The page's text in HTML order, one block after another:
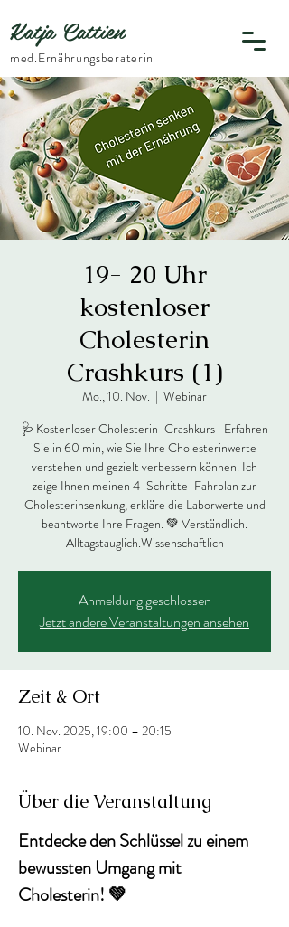
Katja Cattien
​med.Ernährungsberaterin
19- 20 Uhr
kostenloser
Cholesterin
Crashkurs (1)
Mo., 10. Nov.
  |
Webinar
🩺 Kostenloser Cholesterin-Crashkurs- Erfahren
Sie in 60 min, wie Sie Ihre Cholesterinwerte
verstehen und gezielt verbessern können. Ich
zeige Ihnen meinen 4-Schritte-Fahrplan zur
Cholesterinsenkung, erkläre die Laborwerte und
beantworte Ihre Fragen. 💚 Verständlich.
Alltagstauglich.Wissenschaftlich
Anmeldung geschlossen
Jetzt andere Veranstaltungen ansehen
Zeit & Ort
10. Nov. 2025, 19:00 – 20:15
Webinar
Über die Veranstaltung
Entdecke den Schlüssel zu einem
bewussten Umgang mit
Cholesterin! 💚